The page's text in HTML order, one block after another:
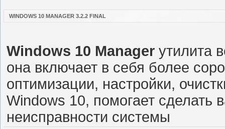
WINDOWS 10 MANAGER 3.2.2 FINAL
Windows 10 Manager утилита
она включает в себя более
оптимизации, настройки,
Windows 10, помогает сделать
неисправности системы